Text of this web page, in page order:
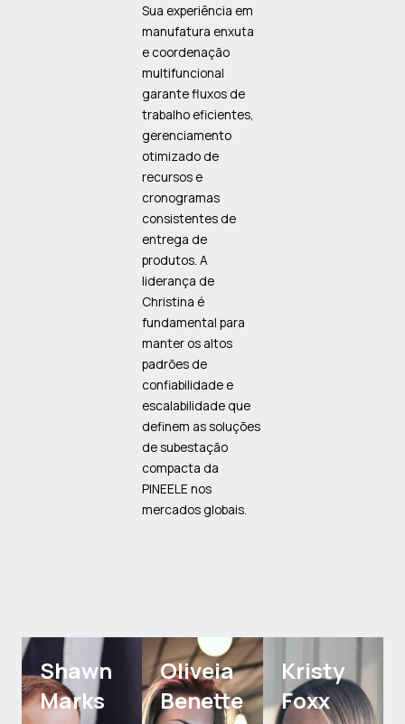
Sua experiência em
manufatura enxuta
e coordenação
multifuncional
garante fluxos de
trabalho eficientes,
gerenciamento
otimizado de
recursos e
cronogramas
consistentes de
entrega de
produtos. A
liderança de
Christina é
fundamental para
manter os altos
padrões de
confiabilidade e
escalabilidade que
definem as soluções
de subestação
compacta da
PINEELE nos
mercados globais.
Shawn
Marks
Oliveia
Benette
Kristy
Foxx